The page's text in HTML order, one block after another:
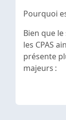
Pourquoi
Bien que
les CPAS
présente
majeurs :